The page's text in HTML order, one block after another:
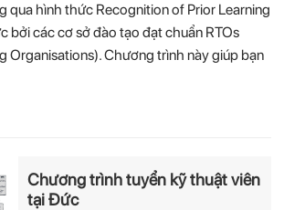
qua hình thức Recognition of Prior Learning
bởi các cơ sở đào tạo đạt chuẩn RTOs
Organisations). Chương trình này giúp bạn
Chương trình tuyển kỹ thuật viên
tại Đức